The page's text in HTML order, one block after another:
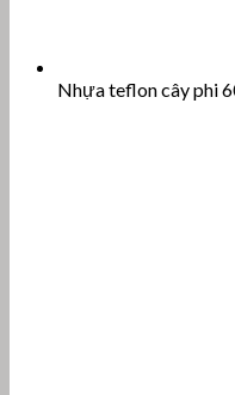
Nhựa teflon cây phi